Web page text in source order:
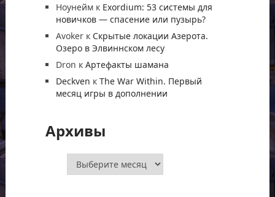
Ноунеймк Exordium: 53 системы для
новичков — спасение или пузырь?
Avokerк Скрытые локации Азерота.
Озеро в Элвиннском лесу
Dron к Артефакты шамана
Deckven к The War Within. Первый
месяц игры в дополнении
Архивы
Архивы